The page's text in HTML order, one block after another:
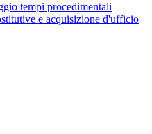
tempi procedimentali
e acquisizione d'ufficio